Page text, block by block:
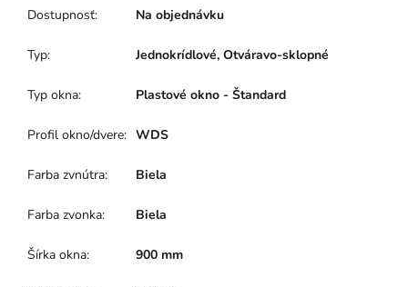
Dostupnosť: Na objednávku
Typ: Jednokrídlové, Otváravo-sklopné
Typ okna: Plastové okno - Štandard
Profil okno/dvere: WDS
Farba zvnútra: Biela
Farba zvonka: Biela
Šírka okna: 900 mm